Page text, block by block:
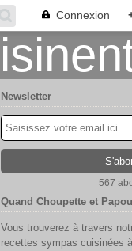
Connexion
Newsletter
567
Quand Choupette et
Vous trouverez à travers
recettes sympas cuisinées